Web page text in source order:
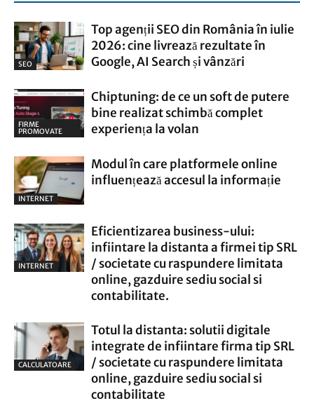
SEO
Top agenții SEO din România în iulie
2026: cine livrează rezultate în
Google, AI Search și vânzări
FIRME
PROMOVATE
Chiptuning: de ce un soft de putere
bine realizat schimbă complet
experiența la volan
INTERNET
Modul în care platformele online
influențează accesul la informație
INTERNET
Eficientizarea business-ului:
infiintare la distanta a firmei tip SRL
/ societate cu raspundere limitata
online, gazduire sediu social si
contabilitate.
CALCULATOARE
Totul la distanta: solutii digitale
integrate de infiintare firma tip SRL
/ societate cu raspundere limitata
online, gazduire sediu social si
contabilitate